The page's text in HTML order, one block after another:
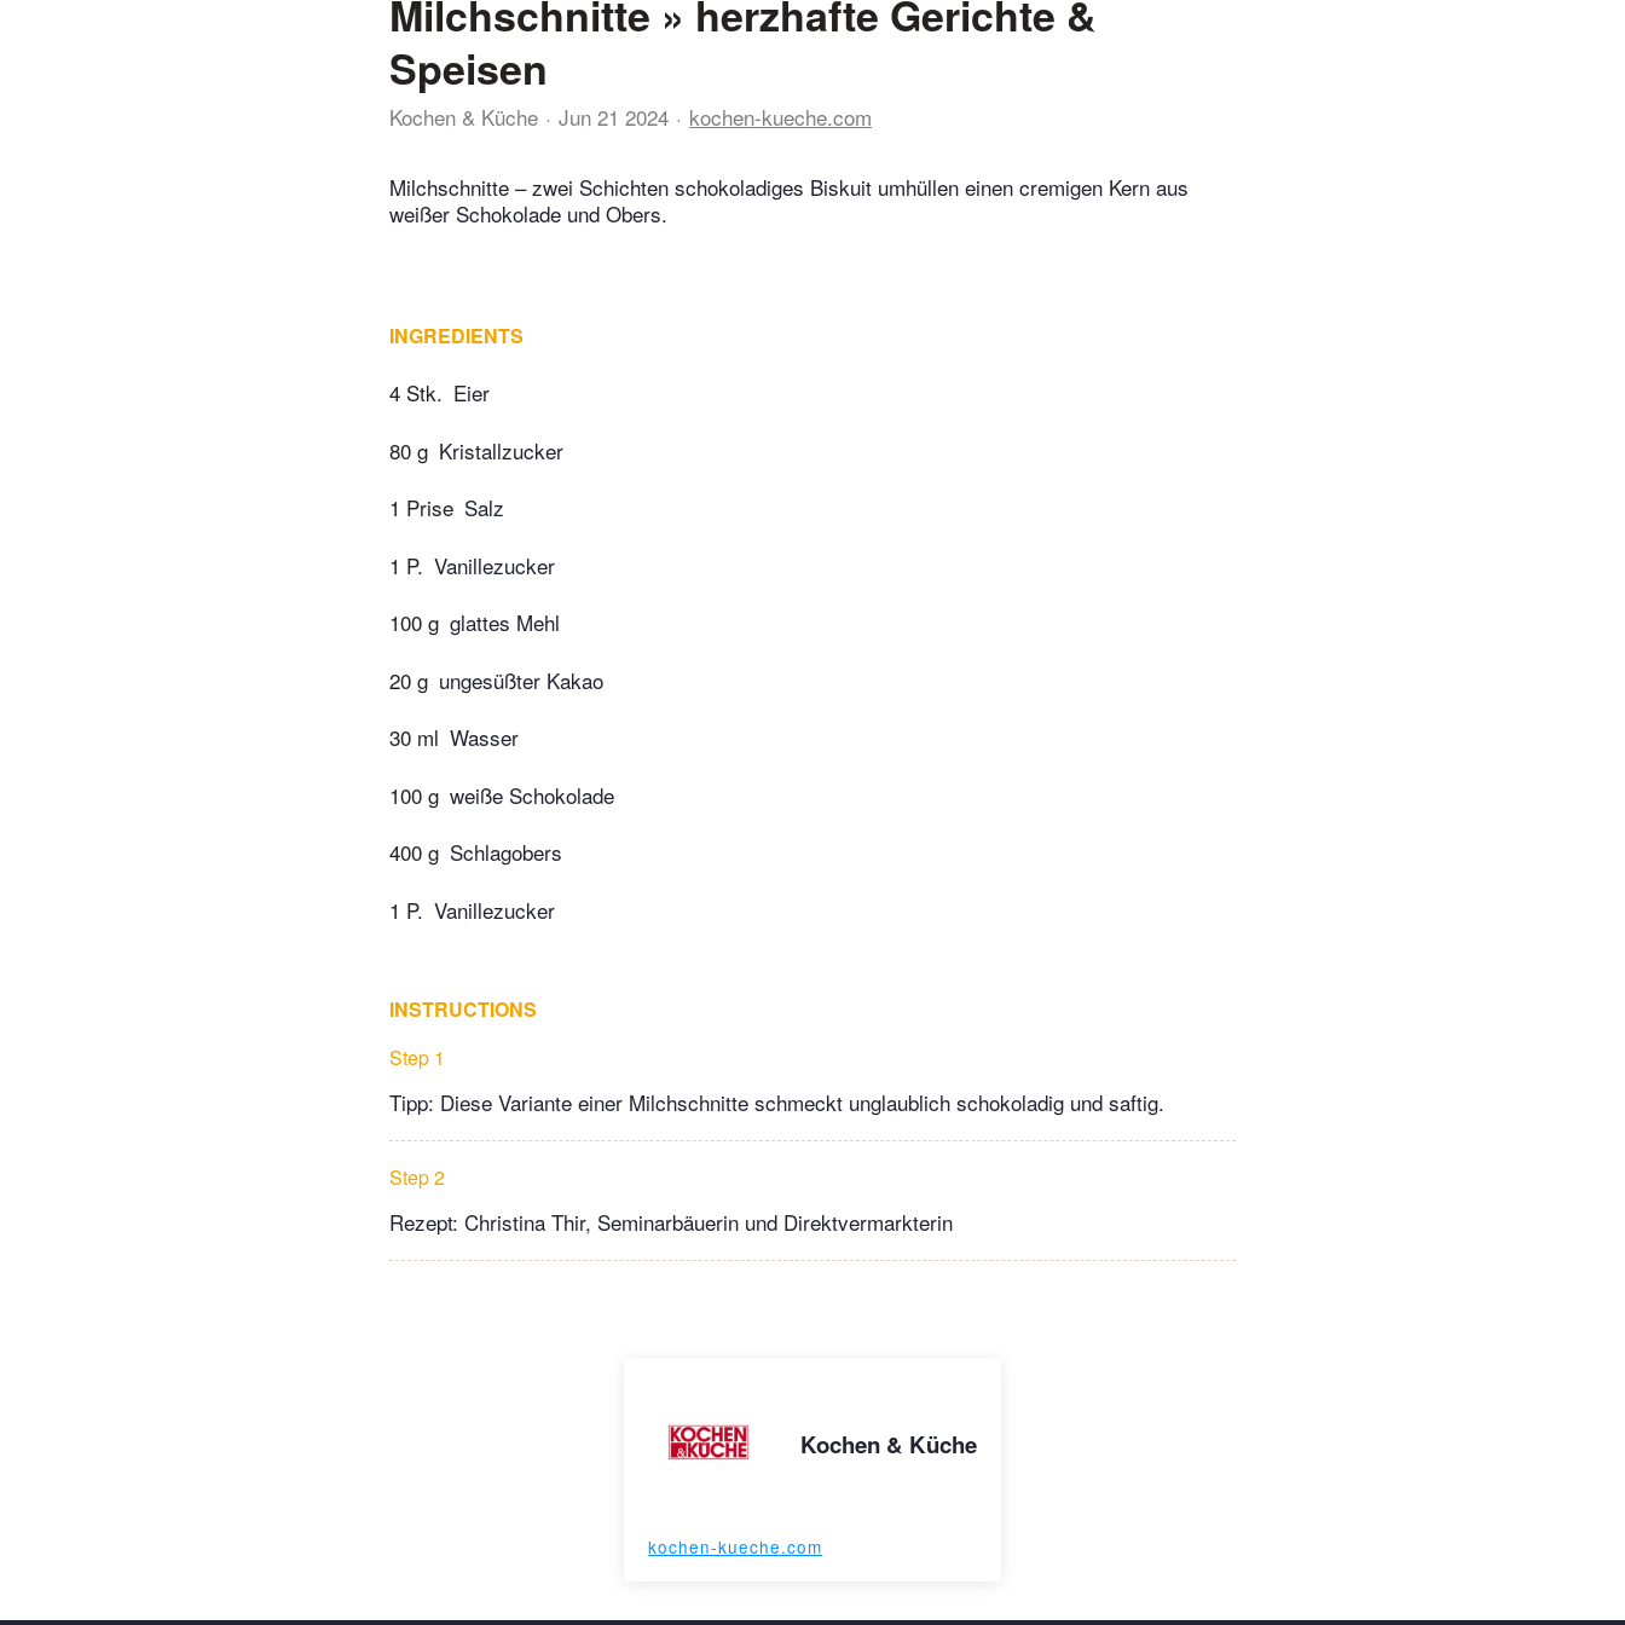
Milchschnitte » herzhafte Gerichte &
Speisen
Kochen & Küche Jun 21 2024 kochen-kueche.com
Milchschnitte – zwei Schichten schokoladiges Biskuit umhüllen einen cremigen Kern aus
weißer Schokolade und Obers.
INGREDIENTS
4 Stk. Eier
80 g Kristallzucker
1 Prise Salz
1 P. Vanillezucker
100 g glattes Mehl
20 g ungesüßter Kakao
30 ml Wasser
100 g weiße Schokolade
400 g Schlagobers
1 P. Vanillezucker
INSTRUCTIONS
Step 1
Tipp: Diese Variante einer Milchschnitte schmeckt unglaublich schokoladig und saftig.
Step 2
Rezept: Christina Thir, Seminarbäuerin und Direktvermarkterin
Kochen & Küche
kochen-kueche.com